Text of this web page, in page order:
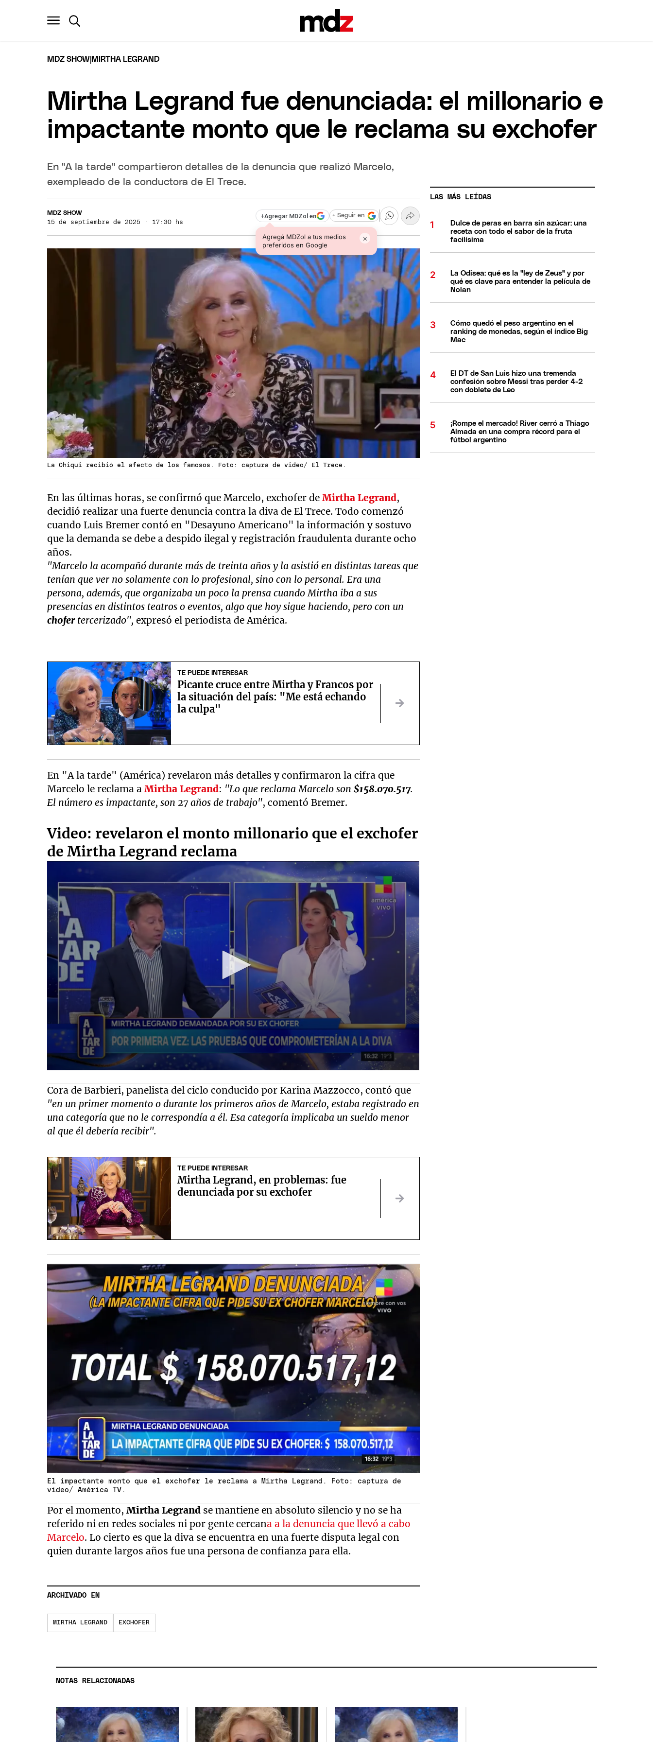
MDZ SHOW MIRTHA LEGRAND
Mirtha Legrand fue denunciada: el millonario e
impactante monto que le reclama su exchofer
En "A la tarde" compartieron detalles de la denuncia que realizó Marcelo,
exempleado de la conductora de El Trece.
MDZ SHOW
15 de septiembre de 2025 · 17:30 hs
+Agregar MDZol en
Agregá MDZol a tus medios
preferidos en Google
×
+ Seguir en
La Chiqui recibió el afecto de los famosos. Foto: captura de video/ El Trece.
En las últimas horas, se confirmó que Marcelo, exchofer deMirtha Legrand,
decidió realizar una fuerte denuncia contra la diva de El Trece. Todo comenzó
cuando Luis Bremer contó en "Desayuno Americano" la información y sostuvo
que la demanda se debe a despido ilegal y registración fraudulenta durante ocho
años.
"Marcelo la acompañó durante más de treinta años y la asistió en distintas tareas que
tenían que ver no solamente con lo profesional, sino con lo personal. Era una
persona, además, que organizaba un poco la prensa cuando Mirtha iba a sus
presencias en distintos teatros o eventos, algo que hoy sigue haciendo, pero con un
chofertercerizado", expresó el periodista de América.
TE PUEDE INTERESAR
Picante cruce entre Mirtha y Francos por
la situación del país: "Me está echando
la culpa"
En "A la tarde" (América) revelaron más detalles y confirmaron la cifra que
Marcelo le reclama a Mirtha Legrand: "Lo que reclama Marcelo son$158.070.517.
El número es impactante, son 27 años de trabajo", comentó Bremer.
Video: revelaron el monto millonario que el exchofer
de Mirtha Legrand reclama
Cora de Barbieri, panelista del ciclo conducido por Karina Mazzocco, contó que
"en un primer momento o durante los primeros años de Marcelo, estaba registrado en
una categoría que no le correspondía a él. Esa categoría implicaba un sueldo menor
al que él debería recibir".
TE PUEDE INTERESAR
Mirtha Legrand, en problemas: fue
denunciada por su exchofer
El impactante monto que el exchofer le reclama a Mirtha Legrand. Foto: captura de
video/ América TV.
Por el momento,Mirtha Legrand se mantiene en absoluto silencio y no se ha
referido ni en redes sociales ni por gente cercana a la denuncia que llevó a cabo
Marcelo. Lo cierto es que la diva se encuentra en una fuerte disputa legal con
quien durante largos años fue una persona de confianza para ella.
ARCHIVADO EN
MIRTHA LEGRAND EXCHOFER
LAS MÁS LEÍDAS
Dulce de peras en barra sin azúcar: una
receta con todo el sabor de la fruta
facilísima
La Odisea: qué es la "ley de Zeus" y por
qué es clave para entender la película de
Nolan
Cómo quedó el peso argentino en el
ranking de monedas, según el índice Big
Mac
El DT de San Luis hizo una tremenda
confesión sobre Messi tras perder 4-2
con doblete de Leo
¡Rompe el mercado! River cerró a Thiago
Almada en una compra récord para el
fútbol argentino
NOTAS RELACIONADAS